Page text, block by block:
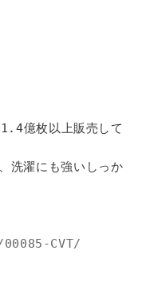
億枚以上販売して
洗濯にも強いしっか
CVT/